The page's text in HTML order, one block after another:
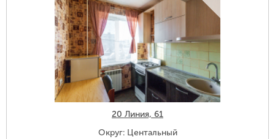
20 Линия, 61
Округ: Центальный